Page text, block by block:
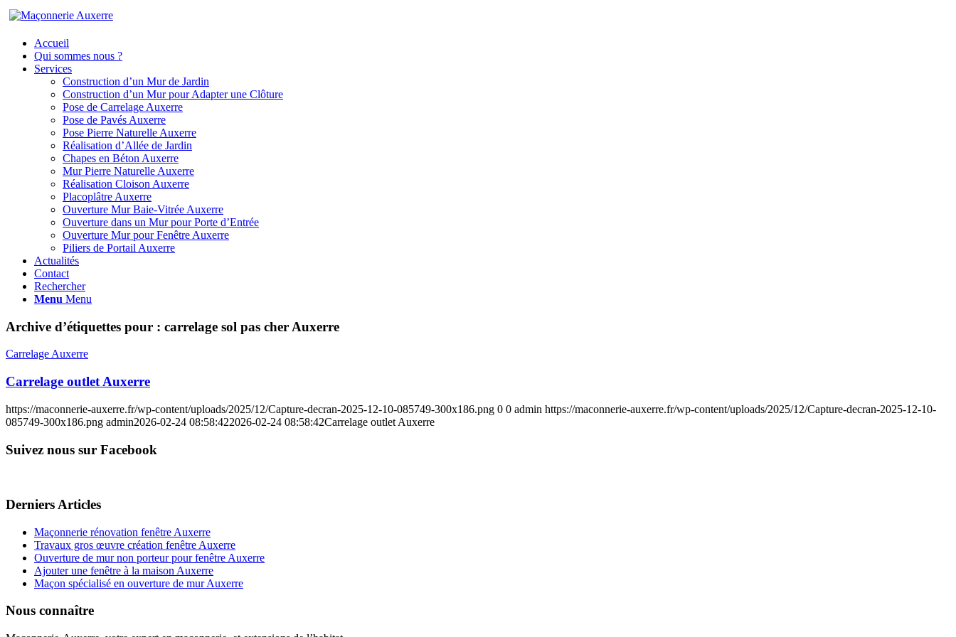
Accueil
Qui sommes nous ?
Services
Construction d’un Mur de Jardin
Construction d’un Mur pour Adapter une Clôture
Pose de Carrelage Auxerre
Pose de Pavés Auxerre
Pose Pierre Naturelle Auxerre
Réalisation d’Allée de Jardin
Chapes en Béton Auxerre
Mur Pierre Naturelle Auxerre
Réalisation Cloison Auxerre
Placoplâtre Auxerre
Ouverture Mur Baie-Vitrée Auxerre
Ouverture dans un Mur pour Porte d’Entrée
Ouverture Mur pour Fenêtre Auxerre
Piliers de Portail Auxerre
Actualités
Contact
Rechercher
Menu Menu
Archive d’étiquettes pour : carrelage sol pas cher Auxerre
Carrelage Auxerre
Carrelage outlet Auxerre
https://maconnerie-auxerre.fr/wp-content/uploads/2025/12/Capture-decran-2025-12-10-085749-300x186.png 0 0 admin https://maconnerie-auxerre.fr/wp-content/uploads/2025/12/Capture-decran-2025-12-10-
085749-300x186.png admin2026-02-24 08:58:422026-02-24 08:58:42Carrelage outlet Auxerre
Suivez nous sur Facebook
Derniers Articles
Maçonnerie rénovation fenêtre Auxerre
Travaux gros œuvre création fenêtre Auxerre
Ouverture de mur non porteur pour fenêtre Auxerre
Ajouter une fenêtre à la maison Auxerre
Maçon spécialisé en ouverture de mur Auxerre
Nous connaître